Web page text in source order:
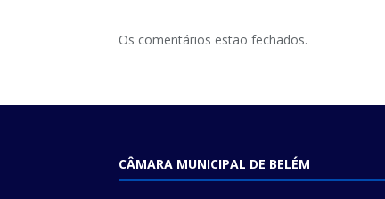
Os comentários estão fechados.
CÂMARA MUNICIPAL DE BELÉM